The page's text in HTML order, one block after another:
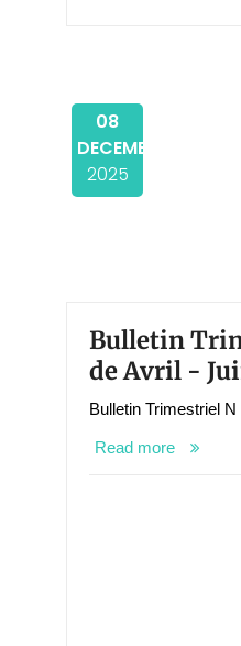
Bulletin
de Avril -
08
DECEMBER
2025
Bulletin Trimestriel
Read more